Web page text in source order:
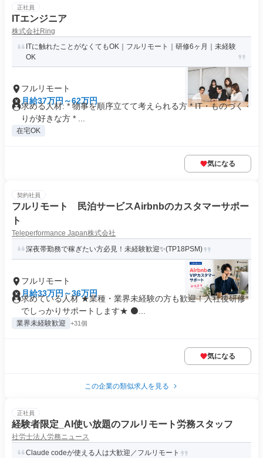
正社員
ITエンジニア
株式会社Ring
ITに触れたことがなくてもOK｜フルリモート｜研修6ヶ月｜未経験
OK
フルリモート
月給37万円～62万円
求める人材: * 物事を順序立てて考えられる方 * IT・ものづく
りが好きな方 * ...
在宅OK
気になる
契約社員
フルリモート 民泊サービスAirbnbのカスタマーサポー
ト
Teleperformance Japan株式会社
深夜帯勤務で稼ぎたい方必見！未経験歓迎✨(TP18PSM)
フルリモート
月給33万円～36万円
求めている人材 ★業種・業界未経験の方も歓迎！入社後研修
でしっかりサポートします★ ⚫...
業界未経験歓迎 +31個
気になる
この企業の類似求人を見る
正社員
経験者限定_AI使い放題のフルリモート労務スタッフ
社労士法人労務ニュース
Claude codeが使える人は大歓迎／フルリモート